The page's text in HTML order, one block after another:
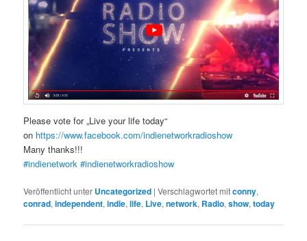
Please vote for „Live your life today“
on https://www.facebook.com/indienetworkradioshow
Many thanks!!!
#indienetwork #indienetworkradioshow
Veröffentlicht unter Uncategorized |Verschlagwortet mitconny,
conrad,independent,indie,life, Live,network, Radio,show,today